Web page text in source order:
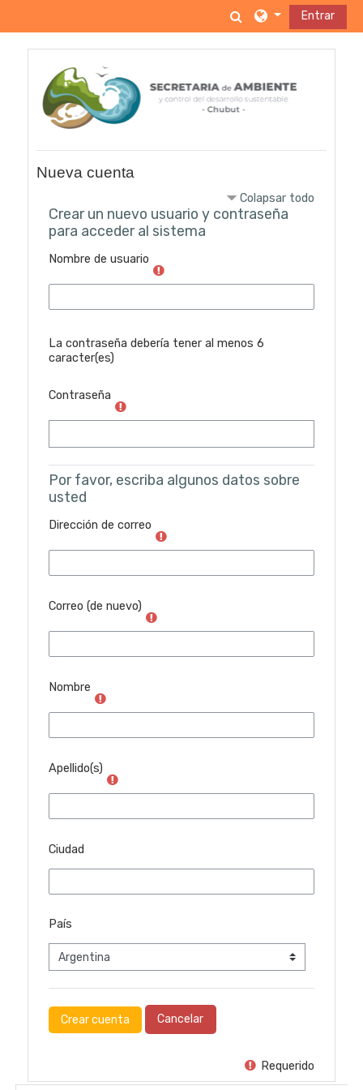
Selector de
Entrar
Nueva cuenta
Colapsar todo
Crear un nuevo usuario y contraseña
para acceder al sistema
Nombre de usuario
La contraseña debería tener al menos 6
caracter(es)
Contraseña
Por favor, escriba algunos datos sobre
usted
Dirección de correo
Correo (de nuevo)
Nombre
Apellido(s)
Ciudad
País
Requerido